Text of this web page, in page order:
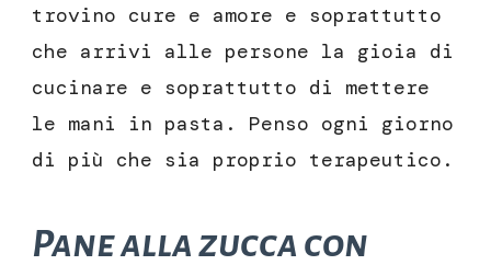
trovino cure e amore e soprattutto
che arrivi alle persone la gioia di
cucinare e soprattutto di mettere
le mani in pasta. Penso ogni giorno
di più che sia proprio terapeutico.
Pane alla zucca con